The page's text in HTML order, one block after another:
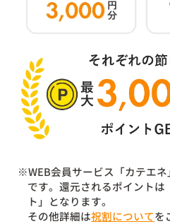
※WEB会員サービス「カテエ
です。還元されるポイントは
ト」となります。
その他詳細は祝割についてを